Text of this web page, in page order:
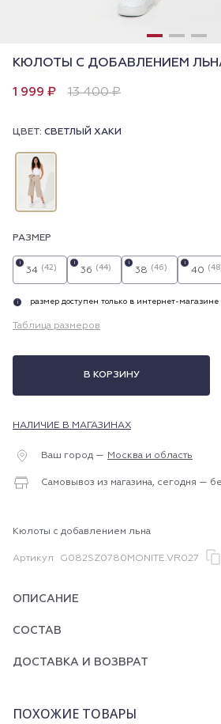
КЮЛОТЫ С ДОБАВЛЕНИЕМ
1 999 ₽ 13 400 ₽
ЦВЕТ: СВЕТЛЫЙ ХАКИ
РАЗМЕР
34 (42)
i
36 (44)
i
38 (46)
i
40
i
i размер доступен только в интернет-магазине
Таблица размеров
В КОРЗИНУ
НАЛИЧИЕ В МАГАЗИНАХ
Ваш город — Москва и область
Самовывоз из магазина, сегодня —
Кюлоты с добавлением льна
Артикул G082SZ0780MONITE.VR027
ОПИСАНИЕ
СОСТАВ
ДОСТАВКА И ВОЗВРАТ
ПОХОЖИЕ ТОВАРЫ